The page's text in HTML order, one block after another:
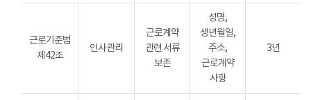
근로기준법
제42조
인사관리
근로계약
관련 서류
보존
성명,
생년월일,
주소,
근로계약
사항
3년